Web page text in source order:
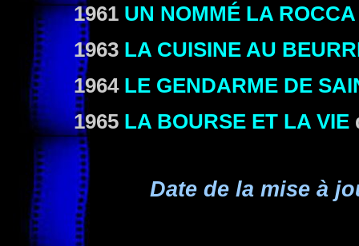
1961 UN NOMMÉ LA ROCCA
1963 LA CUISINE AU
1964 LE GENDARME DE
1965 LA BOURSE ET LA VIE
Date de la mise à